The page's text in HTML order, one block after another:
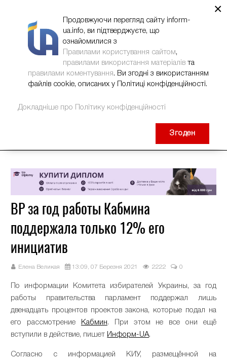
ВР за год работы Кабмина
поддержала только 12% его
инициатив
Елена Великая 13:09, 07 Березня 2021 2222 0
По информации Комитета избирателей Украины, за год
работы правительства парламент поддержал лишь
двенадцать процентов проектов закона, которые подал на
его рассмотрение
Кабмин. При этом не все они ещё
вступили в действие, пишет Информ-UA.
Согласно с информацией КИУ, размещённой на
×
Продовжуючи перегляд сайту inform-
ua.info, ви підтверджуєте, що
ознайомилися з
Правилами користування сайтом,
правилами використання матеріалів та
правилами коментування. Ви згодні з використанням
файлів cookie, описаних у Політиці конфіденційності.
Докладніше про Політику конфіденційності
Згоден